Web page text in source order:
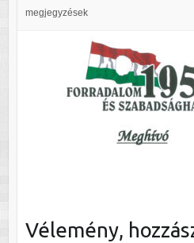
megjegyzések
Vélemény,